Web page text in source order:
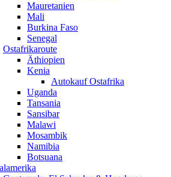
Mauretanien
Mali
Burkina Faso
Senegal
Ostafrikaroute
Äthiopien
Kenia
Autokauf Ostafrika
Uganda
Tansania
Sansibar
Malawi
Mosambik
Namibia
Botsuana